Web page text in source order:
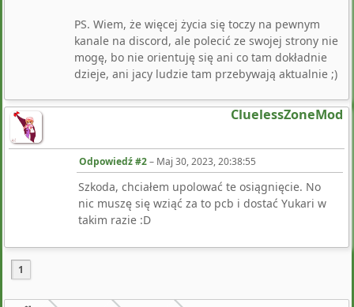
PS. Wiem, że więcej życia się toczy na pewnym
kanale na discord, ale polecić ze swojej strony nie
mogę, bo nie orientuję się ani co tam dokładnie
dzieje, ani jacy ludzie tam przebywają aktualnie ;)
CluelessZoneMod
Odpowiedź #2– Maj 30, 2023, 20:38:55
Szkoda, chciałem upolować te osiągnięcie. No
nic muszę się wziąć za to pcb i dostać Yukari w
takim razie :D
1